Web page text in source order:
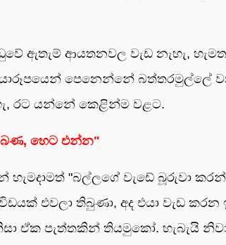
ඇතැම් ආයතනවල වැඩ නැහැ,
පෙනෙන්නේ
රට යන්නේ කෙළින්ම වළට.
බණ, හෙට එන්න"
හැමදාමත් "බල්ලගේ වැඩේ බූරුවා
එවලා තිබුණා, අද එයා වැඩ
ඒක පැත්තකින් තියමුකෝ. හැබැයි